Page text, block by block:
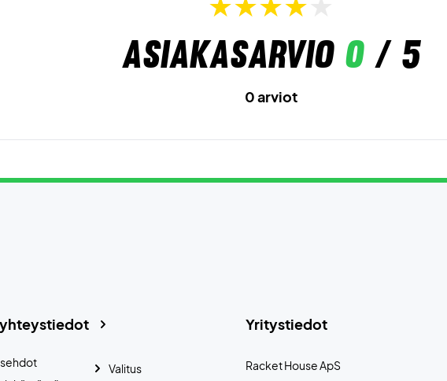
Asiakasarvio 0/ 5
0 arviot
Yritystiedot
Racket House ApS
Valitus